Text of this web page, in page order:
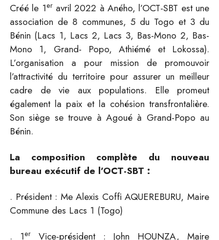
Créé le 1eravril 2022 à Aného, l’OCT-SBT est une
association de 8 communes, 5 du Togo et 3 du
Bénin (Lacs 1, Lacs 2, Lacs 3, Bas-Mono 2, Bas-
Mono 1, Grand- Popo, Athiémé et Lokossa).
L’organisation a pour mission de promouvoir
l’attractivité du territoire pour assurer un meilleur
cadre de vie aux populations. Elle promeut
également la paix et la cohésion transfrontalière.
Son siège se trouve à Agoué à Grand-Popo au
Bénin.
La composition complète du nouveau
bureau exécutif de l’OCT-SBT :
. Président : Me Alexis Coffi AQUEREBURU, Maire
Commune des Lacs 1 (Togo)
. 1erVice-président : John HOUNZA, Maire